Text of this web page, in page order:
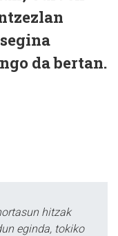
da bertan.
hitzak
eginda, tokiko